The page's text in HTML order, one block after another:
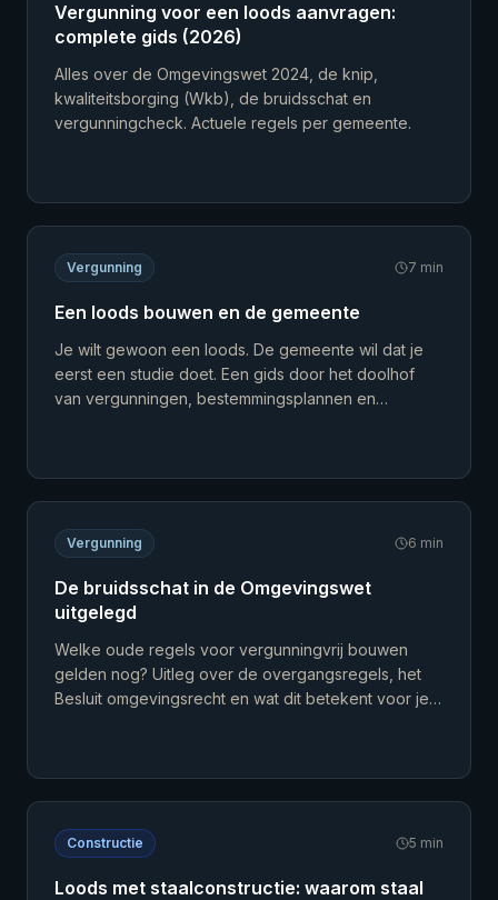
Vergunning voor een loods aanvragen:
complete gids (2026)
Alles over de Omgevingswet 2024, de knip,
kwaliteitsborging (Wkb), de bruidsschat en
vergunningcheck. Actuele regels per gemeente.
Vergunning 7 min
Een loods bouwen en de gemeente
Je wilt gewoon een loods. De gemeente wil dat je
eerst een studie doet. Een gids door het doolhof
van vergunningen, bestemmingsplannen en
Vergunning 6 min
De bruidsschat in de Omgevingswet
uitgelegd
Welke oude regels voor vergunningvrij bouwen
gelden nog? Uitleg over de overgangsregels, het
Besluit omgevingsrecht en wat dit betekent voor je
Constructie 5 min
Loods met staalconstructie: waarom staal